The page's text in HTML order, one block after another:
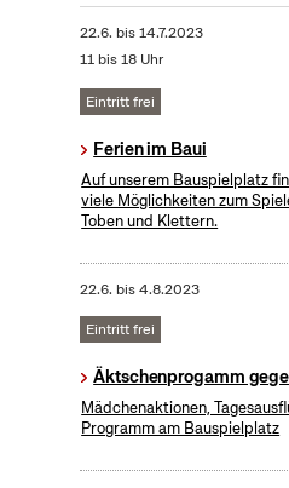
22.6. bis14.7.2023
11 bis 18 Uhr
Eintritt frei
Ferien im Baui
Auf unserem Bauspielplatz
viele Möglichkeiten zum
Toben und Klettern.
22.6. bis4.8.2023
Eintritt frei
Äktschenprogamm
Mädchenaktionen,
Programm am Bauspielplatz